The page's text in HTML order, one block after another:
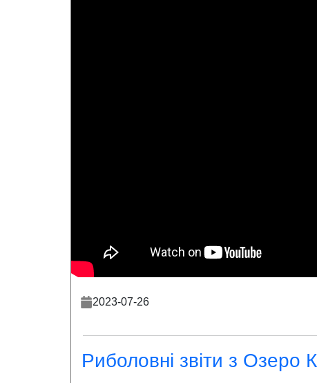
2023-07-26
Риболовні звіти з Озеро